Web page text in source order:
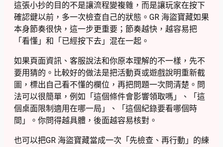
這張小抄的目的不是讓流程變複雜，而是讓玩家在按下
確認鍵以前，多一次檢查自己的狀態。GR 海盜寶藏如果
本身節奏很快，這一步更重要；節奏越快，越容易把
「看懂」和「已經按下去」混在一起。
如果頁面資訊、客服說法和你原本理解的不一樣，先不
要用猜的。比較好的做法是把活動頁或遊戲說明重新截
圖，標出自己看不懂的欄位，再把問題一次問清楚。問
法可以很簡單，例如「這個條件會影響領取嗎」、「這
個桌面限制適用在哪一局」、「這個紀錄要看哪個時
間」。你問得越具體，後面越容易核對。
也可以把GR 海盜寶藏當成一次「先檢查、再行動」的練